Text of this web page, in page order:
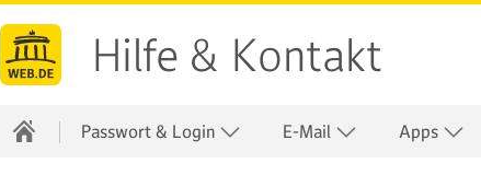
Hilfe & Kontakt
Passwort & Login E-Mail Apps